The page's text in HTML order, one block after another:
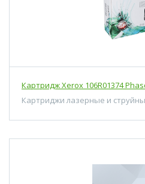
Картридж Xerox 106R01374
Картриджи лазерные и